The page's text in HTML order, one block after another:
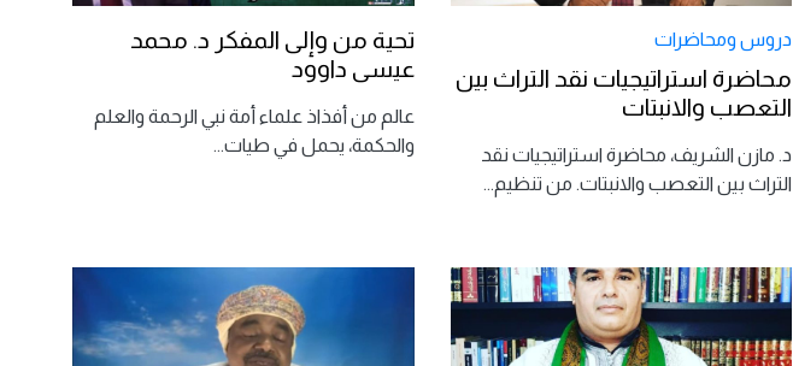
دروس ومحاضرات
محاضرة استراتيجيات نقد التراث بين
التعصب والانبتات
د. مازن الشريف، محاضرة استراتيجيات نقد
التراث بين التعصب والانبتات. من تنظيم...
تحية من وإلى المفكر د. محمد
عيسى داوود
عالم من أفذاذ علماء أمة نبي الرحمة والعلم
والحكمة، يحمل في طيات...